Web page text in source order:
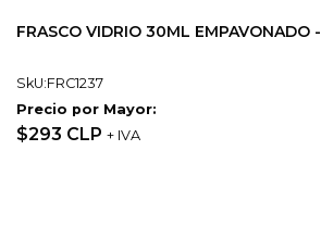
FRASCO VIDRIO 30ML EMPAVONADO -
SkU:FRC1237
Precio por Mayor:
$293 CLP + IVA